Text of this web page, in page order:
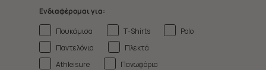
Ενδιαφέρομαι για:
Πουκάμισα
T-Shirts
Polo
Παντελόνια
Πλεκτά
Athleisure
Πανωφόρια